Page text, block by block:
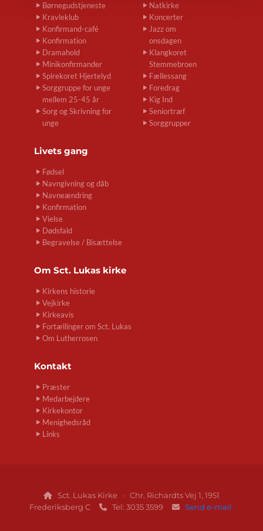
Børnegudstjeneste
Kravleklub
Konfirmand-café
Konfirmation
Dramahold
Minikonfirmander
Spirekoret Hjertelyd
Sorggruppe for unge
mellem 25-45 år
Sorg og Skrivning for
unge
Natkirke
Koncerter
Jazz om
onsdagen
Klangkoret
Stemmebroen
Fællessang
Foredrag
Kig Ind
Seniortræf
Sorggrupper
Livets gang
Fødsel
Navngivning og dåb
Navneændring
Konfirmation
Vielse
Dødsfald
Begravelse / Bisættelse
Om Sct. Lukas kirke
Kirkens historie
Vejkirke
Kirkeavis
Fortællinger om Sct. Lukas
Om Lutherrosen
Kontakt
Præster
Medarbejdere
Kirkekontor
Menighedsråd
Links

Sct. Lukas Kirke · Chr. Richardts Vej 1, 1951
Frederiksberg C
 Tel: 3035 3599  Send e-mail